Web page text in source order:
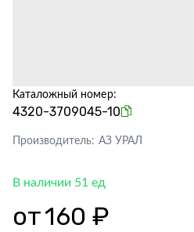
Каталожный номер:
4320-3709045-10
Производитель: АЗ УРАЛ
В наличии 51 ед
от160 ₽